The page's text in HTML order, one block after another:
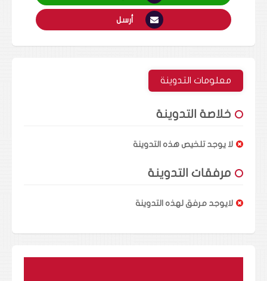
أرسل
معلومات التدوينة
خلاصة التدوينة
لا يوجد تلخيص هذه التدوينة
مرفقات التدوينة
لايوجد مرفق لهذه التدوينة